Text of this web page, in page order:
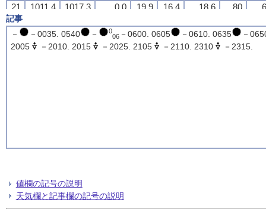
21
1011.4 1017.3 0.0 19.9 16.4 18.6 80
22
23
1011.6 1017.5 -- 20.0 16.3 18.5 79
24
1011.1 1017.0 0.0 20.0 16.5 18.7 80
21
1011.4 1017.3 0.0 19.9 16.4 18.6 80
22
23
1011.6 1017.5 -- 20.0 16.3 18.5 79
24
1011.1 1017.0 0.0 20.0 16.5 18.7 80
21
1011.4 1017.3 0.0 19.9 16.4 18.6 80
22
23
1011.6 1017.5 -- 20.0 16.3 18.5 79
24
1011.1 1017.0 0.0 20.0 16.5 18.7 80
21
1011.4 1017.3 0.0 19.9 16.4 18.6 80
22
23
1011.6 1017.5 -- 20.0 16.3 18.5 79
24
1011.1 1017.0 0.0 20.0 16.5 18.7 80
記事
－
－0035. 0540 － 0
06－0600. 0605 －0610. 0635
－
2005
－2010. 2015 －2025. 2105 －2110. 2310 －2315.
値欄の記号の説明
天気欄と記事欄の記号の説明